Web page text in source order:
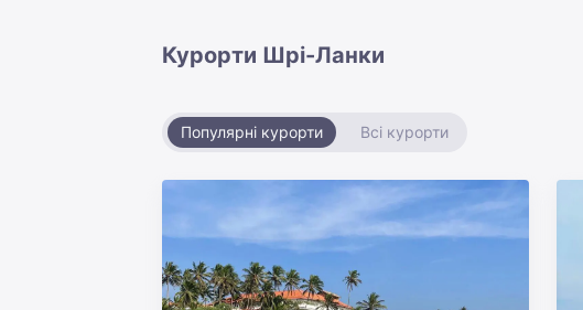
Курорти Шрі-Ланки
Популярні курорти Всі курорти